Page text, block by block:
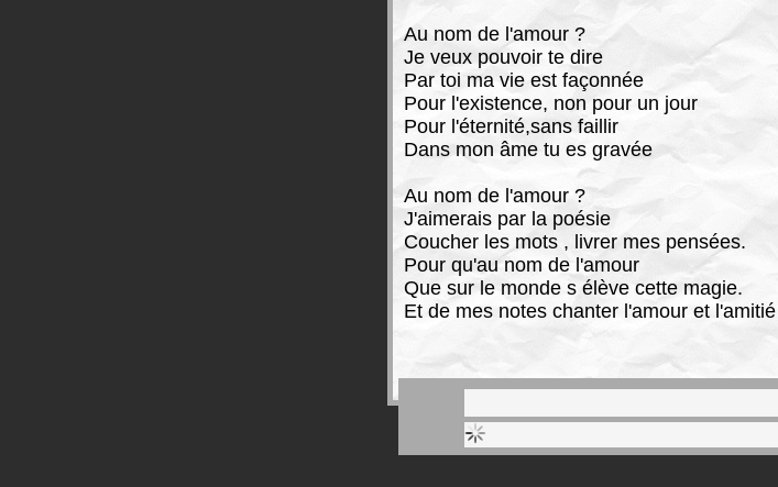
Au nom de l'amour ?
Je veux pouvoir te dire
Par toi ma vie est façonnée
Pour l'existence, non pour un jour
Pour l'éternité,sans faillir
Dans mon âme tu es gravée
Au nom de l'amour ?
J'aimerais par la poésie
Coucher les mots , livrer mes pensées.
Pour qu'au nom de l'amour
Que sur le monde s élève cette magie.
Et de mes notes chanter l'amour et l'amitié